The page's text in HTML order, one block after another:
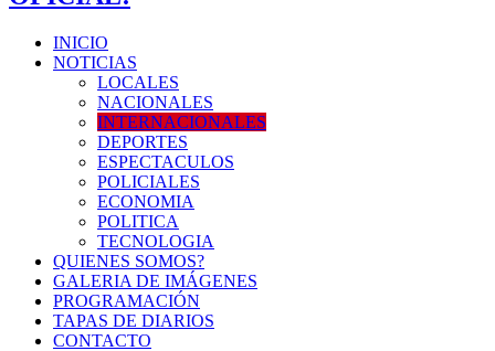
INICIO
NOTICIAS
LOCALES
NACIONALES
INTERNACIONALES
DEPORTES
ESPECTACULOS
POLICIALES
ECONOMIA
POLITICA
TECNOLOGIA
QUIENES SOMOS?
GALERIA DE IMÁGENES
PROGRAMACIÓN
TAPAS DE DIARIOS
CONTACTO